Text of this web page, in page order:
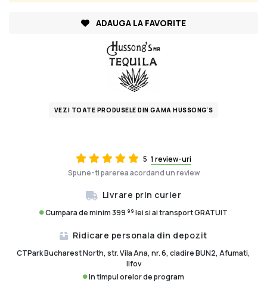
5 1 review-uri
Spune-ti parerea acordand un review
Livrare prin curier
Cumpara de minim 399 99 lei si ai transport GRATUIT
Ridicare personala din depozit
CTPark Bucharest North, str. Vila Ana, nr. 6, cladire BUN2, Afumati,
Ilfov
In timpul orelor de program
ADAUGA LA FAVORITE
VEZI TOATE PRODUSELE DIN GAMA HUSSONG'S